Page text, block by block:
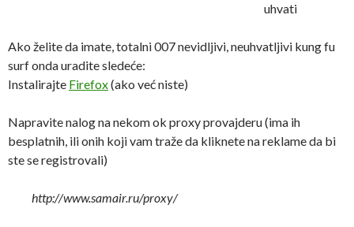
uhvati
Ako želite da imate, totalni 007 nevidljivi, neuhvatljivi kung fu
surf onda uradite sledeće:
Instalirajte Firefox(ako već niste)
Napravite nalog na nekom ok proxy provajderu (ima ih
besplatnih, ili onih koji vam traže da kliknete na reklame da bi
ste se registrovali)
http://www.samair.ru/proxy/